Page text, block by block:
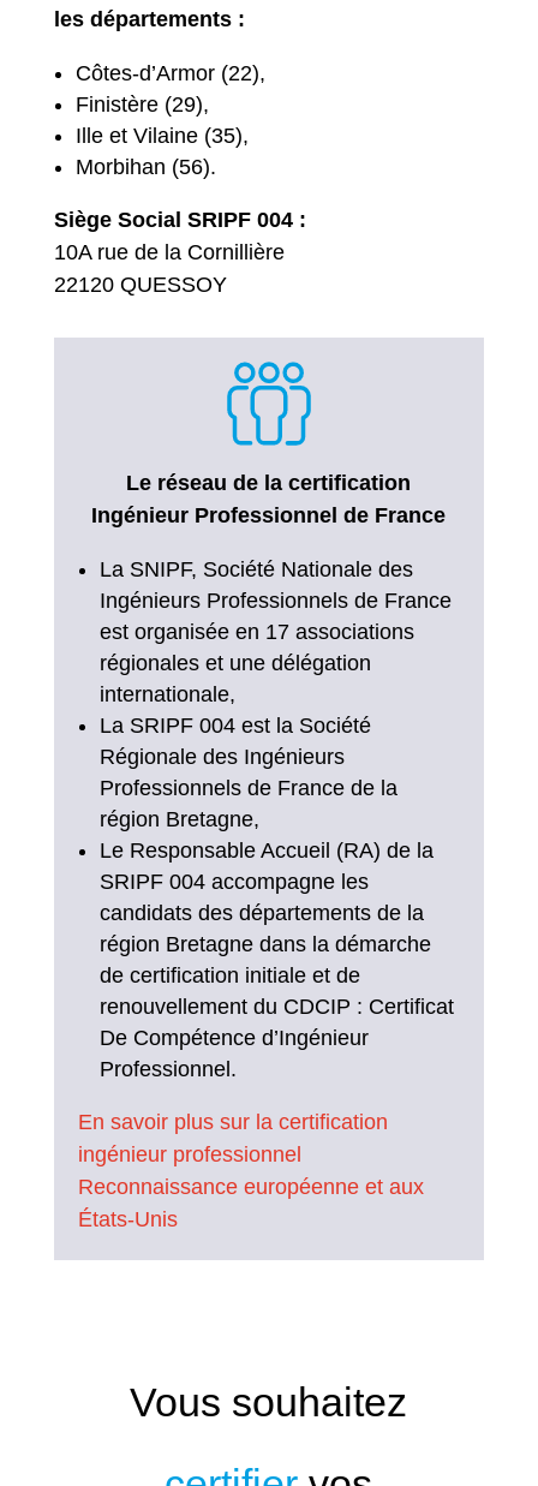
les départements :
Côtes-d’Armor (22),
Finistère (29),
Ille et Vilaine (35),
Morbihan (56).
Siège Social SRIPF 004 :
10A rue de la Cornillière
22120 QUESSOY
Le réseau de la certification
Ingénieur Professionnel de France
La SNIPF, Société Nationale des
Ingénieurs Professionnels de France
est organisée en 17 associations
régionales et une délégation
internationale,
La SRIPF 004 est la Société
Régionale des Ingénieurs
Professionnels de France de la
région Bretagne,
Le Responsable Accueil (RA) de la
SRIPF 004 accompagne les
candidats des départements de la
région Bretagne dans la démarche
de certification initiale et de
renouvellement du CDCIP : Certificat
De Compétence d’Ingénieur
Professionnel.
En savoir plus sur la certification
ingénieur professionnel
Reconnaissance européenne et aux
États-Unis
Vous souhaitez